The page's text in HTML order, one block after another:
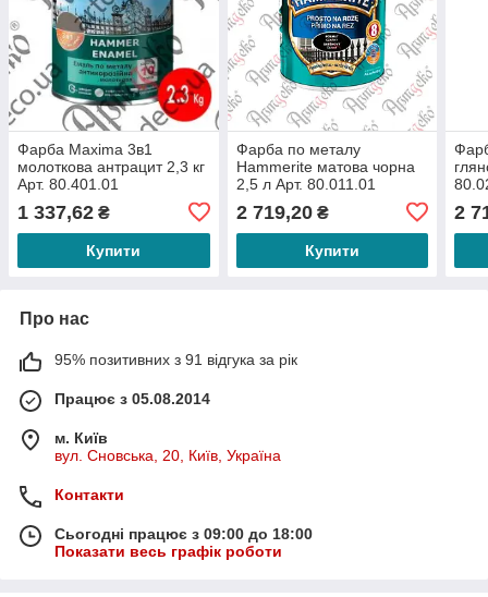
Фарба Maxima 3в1
молоткова антрацит 2,3 кг
Арт. 80.401.01
1 337,62 ₴
Купити
Фарба по металу
Hammerite матова чорна
2,5 л Арт. 80.011.01
2 719,20₴
Купити
2
Про нас
95% позитивних з 91 відгука за рік
Працює з 05.08.2014
м. Київ
вул. Сновська, 20, Київ, Україна
Контакти
Сьогодні працює з 09:00 до 18:00
Показати весь графік роботи